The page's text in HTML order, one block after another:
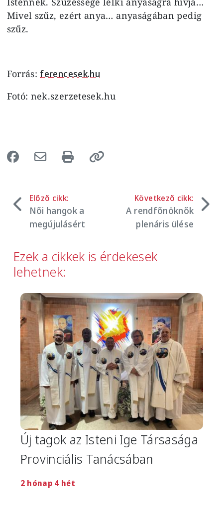
Mivel szűz, ezért anya… anyaságában pedig
szűz.
Forrás: ferencesek.hu
Fotó: nek.szerzetesek.hu
Előző cikk:
Női hangok a
megújulásért
Következő cikk:
A rendfőnöknők
plenáris ülése
Ezek a cikkek is érdekesek
lehetnek:
Image
Új tagok az Isteni Ige Társasága
Provinciális Tanácsában
2 hónap 4 hét